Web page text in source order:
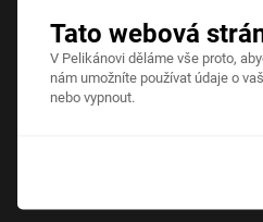
Tato webová
V Pelikánovi děláme vše proto,
nám umožníte používat údaje o
nebo vypnout.